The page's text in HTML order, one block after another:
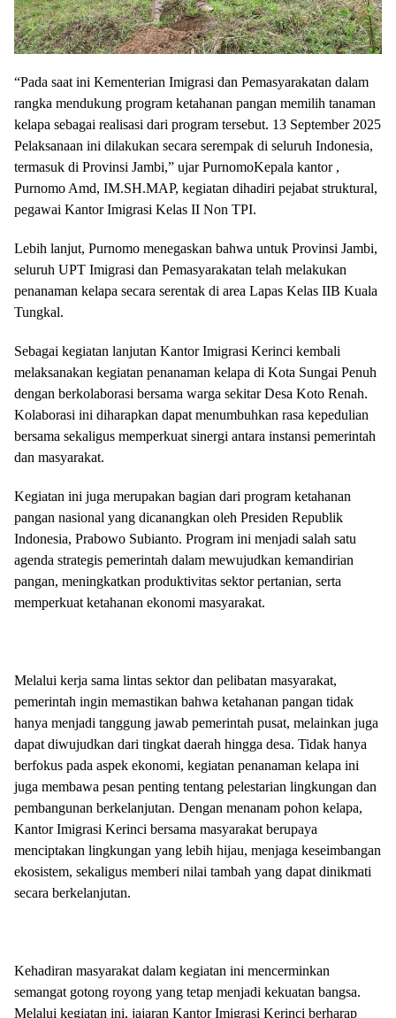
“Pada saat ini Kementerian Imigrasi dan Pemasyarakatan dalam
rangka mendukung program ketahanan pangan memilih tanaman
kelapa sebagai realisasi dari program tersebut. 13 September 2025
Pelaksanaan ini dilakukan secara serempak di seluruh Indonesia,
termasuk di Provinsi Jambi,” ujar PurnomoKepala kantor ,
Purnomo Amd, IM.SH.MAP, kegiatan dihadiri pejabat struktural,
pegawai Kantor Imigrasi Kelas II Non TPI.
Lebih lanjut, Purnomo menegaskan bahwa untuk Provinsi Jambi,
seluruh UPT Imigrasi dan Pemasyarakatan telah melakukan
penanaman kelapa secara serentak di area Lapas Kelas IIB Kuala
Tungkal.
Sebagai kegiatan lanjutan Kantor Imigrasi Kerinci kembali
melaksanakan kegiatan penanaman kelapa di Kota Sungai Penuh
dengan berkolaborasi bersama warga sekitar Desa Koto Renah.
Kolaborasi ini diharapkan dapat menumbuhkan rasa kepedulian
bersama sekaligus memperkuat sinergi antara instansi pemerintah
dan masyarakat.
Kegiatan ini juga merupakan bagian dari program ketahanan
pangan nasional yang dicanangkan oleh Presiden Republik
Indonesia, Prabowo Subianto. Program ini menjadi salah satu
agenda strategis pemerintah dalam mewujudkan kemandirian
pangan, meningkatkan produktivitas sektor pertanian, serta
memperkuat ketahanan ekonomi masyarakat.
Melalui kerja sama lintas sektor dan pelibatan masyarakat,
pemerintah ingin memastikan bahwa ketahanan pangan tidak
hanya menjadi tanggung jawab pemerintah pusat, melainkan juga
dapat diwujudkan dari tingkat daerah hingga desa. Tidak hanya
berfokus pada aspek ekonomi, kegiatan penanaman kelapa ini
juga membawa pesan penting tentang pelestarian lingkungan dan
pembangunan berkelanjutan. Dengan menanam pohon kelapa,
Kantor Imigrasi Kerinci bersama masyarakat berupaya
menciptakan lingkungan yang lebih hijau, menjaga keseimbangan
ekosistem, sekaligus memberi nilai tambah yang dapat dinikmati
secara berkelanjutan.
Kehadiran masyarakat dalam kegiatan ini mencerminkan
semangat gotong royong yang tetap menjadi kekuatan bangsa.
Melalui kegiatan ini, jajaran Kantor Imigrasi Kerinci berharap